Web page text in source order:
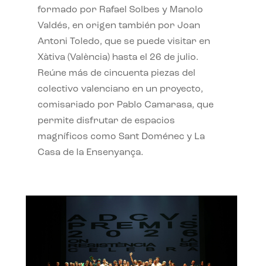
formado por Rafael Solbes y Manolo
Valdés, en origen también por Joan
Antoni Toledo, que se puede visitar en
Xàtiva (València) hasta el 26 de julio.
Reúne más de cincuenta piezas del
colectivo valenciano en un proyecto,
comisariado por Pablo Camarasa, que
permite disfrutar de espacios
magníficos como Sant Doménec y La
Casa de la Ensenyança.